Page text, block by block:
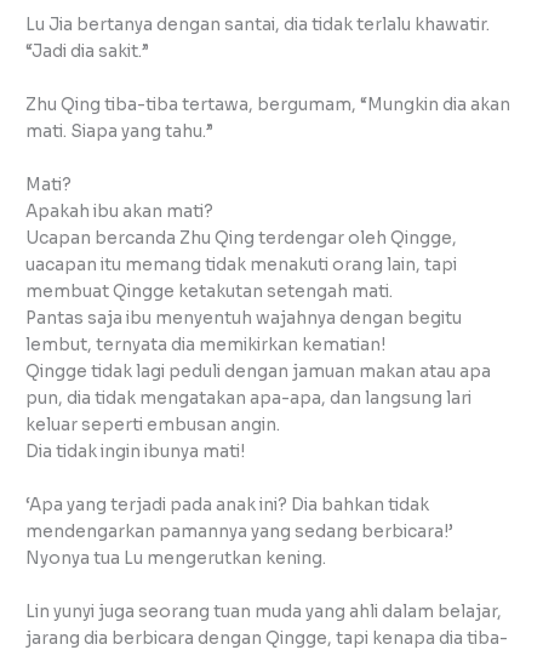
Lu Jia bertanya dengan santai, dia tidak terlalu khawatir.
“Jadi dia sakit.”
Zhu Qing tiba-tiba tertawa, bergumam, “Mungkin dia akan
mati. Siapa yang tahu.”
Mati?
Apakah ibu akan mati?
Ucapan bercanda Zhu Qing terdengar oleh Qingge,
uacapan itu memang tidak menakuti orang lain, tapi
membuat Qingge ketakutan setengah mati.
Pantas saja ibu menyentuh wajahnya dengan begitu
lembut, ternyata dia memikirkan kematian!
Qingge tidak lagi peduli dengan jamuan makan atau apa
pun, dia tidak mengatakan apa-apa, dan langsung lari
keluar seperti embusan angin.
Dia tidak ingin ibunya mati!
‘Apa yang terjadi pada anak ini? Dia bahkan tidak
mendengarkan pamannya yang sedang berbicara!’
Nyonya tua Lu mengerutkan kening.
Lin yunyi juga seorang tuan muda yang ahli dalam belajar,
jarang dia berbicara dengan Qingge, tapi kenapa dia tiba-